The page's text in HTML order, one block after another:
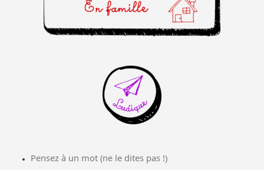
Pensez à un mot (ne le dites pas !)